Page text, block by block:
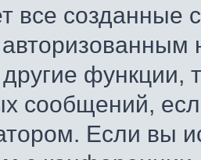
все созданные
функции,
сообщений,
Если вы